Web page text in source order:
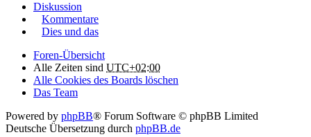
Diskussion
Kommentare
Dies und das
Foren-Übersicht
Alle Zeiten sind UTC+02:00
Alle Cookies des Boards löschen
Das Team
Powered by phpBB® Forum Software © phpBB Limited
Deutsche Übersetzung durch phpBB.de